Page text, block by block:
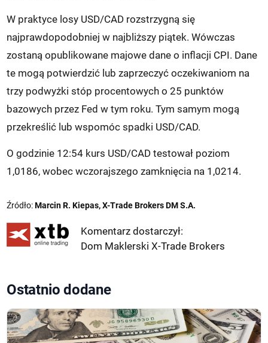
W praktyce losy USD/CAD rozstrzygną się
najprawdopodobniej w najbliższy piątek. Wówczas
zostaną opublikowane majowe dane o inflacji CPI. Dane
te mogą potwierdzić lub zaprzeczyć oczekiwaniom na
trzy podwyżki stóp procentowych o 25 punktów
bazowych przez Fed w tym roku. Tym samym mogą
przekreślić lub wspomóc spadki USD/CAD.
O godzinie 12:54 kurs USD/CAD testował poziom
1,0186, wobec wczorajszego zamknięcia na 1,0214.
Źródło:Marcin R. Kiepas, X-Trade Brokers DM S.A.
Komentarz dostarczył:
Dom Maklerski X-Trade Brokers
Ostatnio dodane